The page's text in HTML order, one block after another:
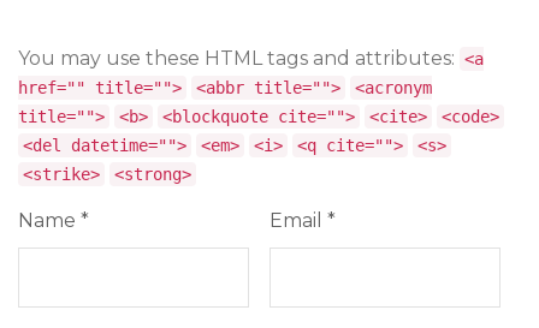
You may use these HTML tags and attributes: <a
href="" title="">
<abbr title="">
<acronym
title="">
<b> <blockquote cite=""> <cite>
<code>
<del datetime="">
<em> <i> <q cite="">
<s>
<strike>
<strong>
Name * Email *